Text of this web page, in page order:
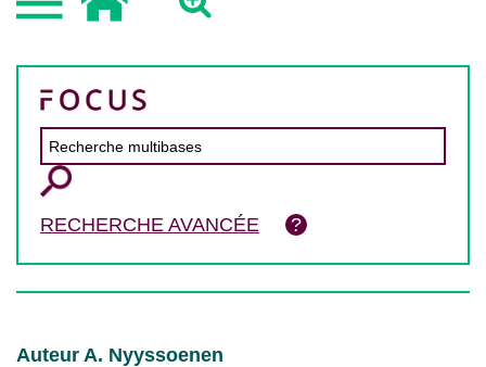
RECHERCHE AVANCÉE
Auteur A. Nyyssoenen